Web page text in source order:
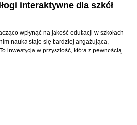
interaktywne dla szkół
wpłynąć na jakość edukacji w szkołach
nauka staje się bardziej angażująca,
inwestycja w przyszłość, która z pewnością